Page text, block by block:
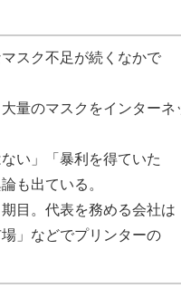
スク不足が続くなかで
量のマスクをインターネ
い」「暴利を得ていた
も出ている。
目。代表を務める会社は
」などでプリンターの